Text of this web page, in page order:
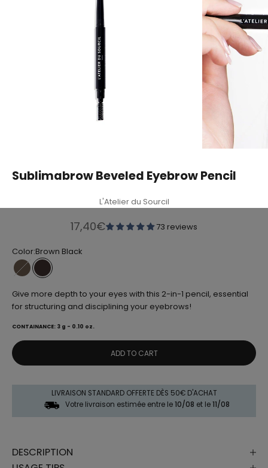
Sublimabrow Beveled Eyebrow Pencil
L'Atelier du Sourcil
Sale price
17,40€ 73 reviews
Color:Brown Black
MoleBrown Black
Give more depth to your eyes with this 2-in-1 pencil, essential
for structuring and disciplining your eyebrows!
CONTAINANCE: 3 g - 0.10 oz.
ADD TO CART
LIVRAISON STANDARD OFFERTE DÈS 50€ D'ACHAT
Votre livraison estimée entre le10/08 et le11/08
DESCRIPTION